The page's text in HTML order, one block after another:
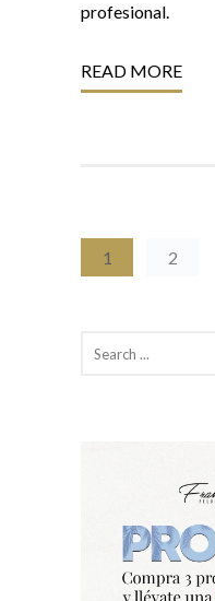
profesional.
READ MORE
1 2